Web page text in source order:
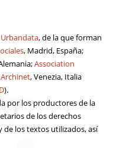
Urbandata, de la que forman
, Madrid, España;
Association
Archinet, Venezia, Italia
).
por los productores de la
de los derechos
de los textos utilizados, así